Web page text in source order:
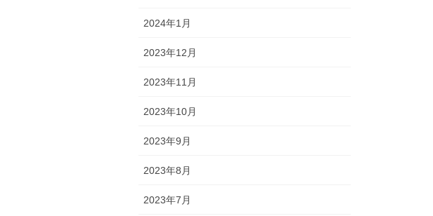
2024年1月
2023年12月
2023年11月
2023年10月
2023年9月
2023年8月
2023年7月